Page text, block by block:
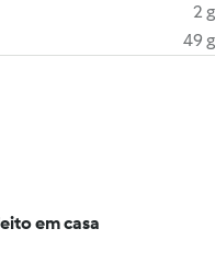
2 g
49 g
em casa